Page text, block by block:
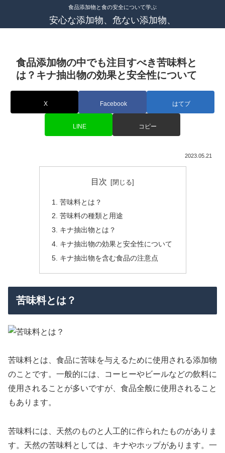
食品添加物と食の安全について学ぶ
安心な添加物、危ない添加物、
食品添加物の中でも注目すべき苦味料と
は？キナ抽出物の効果と安全性について
X Facebook はてブ
LINE コピー
2023.05.21
目次
苦味料とは？
苦味料の種類と用途
キナ抽出物とは？
キナ抽出物の効果と安全性について
キナ抽出物を含む食品の注意点
苦味料とは？
苦味料とは、食品に苦味を与えるために使用される添加物
のことです。一般的には、コーヒーやビールなどの飲料に
使用されることが多いですが、食品全般に使用されること
もあります。
苦味料には、天然のものと人工的に作られたものがありま
す。天然の苦味料としては、キナやホップがあります。一